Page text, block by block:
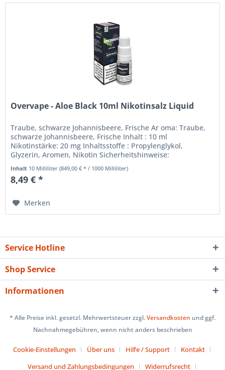
Overvape - Aloe Black 10ml Nikotinsalz Liquid
Traube, schwarze Johannisbeere, Frische Ar oma: Traube,
schwarze Johannisbeere, Frische Inhalt : 10 ml
Nikotinstärke: 20 mg Inhaltsstoffe : Propylenglykol,
Glyzerin, Aromen, Nikotin Sicherheitshinweise:
Inhalt 10 Milliliter(849,00 € * / 1000 Milliliter)
8,49 € *
Merken
Service Hotline
Shop Service
Informationen
* Alle Preise inkl. gesetzl. Mehrwertsteuer zzgl.Versandkosten und ggf.
Nachnahmegebühren, wenn nicht anders beschrieben
Cookie-Einstellungen Über uns Hilfe / Support
Kontakt
Versand und Zahlungsbedingungen
Widerrufsrecht